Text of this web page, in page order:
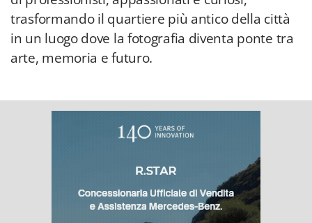
trasformando il quartiere più antico della città
in un luogo dove la fotografia diventa ponte tra
arte, memoria e futuro.